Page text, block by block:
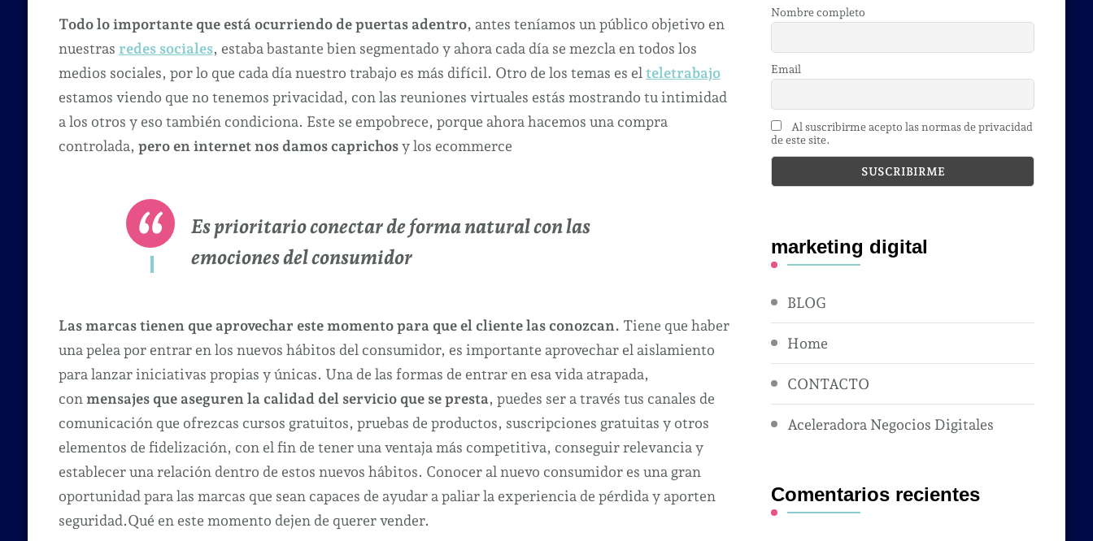
del
nuevo
consumidor.
Todo lo importante que está ocurriendo de puertas adentro, antes teníamos un público objetivo en
nuestras redes sociales, estaba bastante bien segmentado y ahora cada día se mezcla en todos los
medios sociales, por lo que cada día nuestro trabajo es más difícil. Otro de los temas es el teletrabajo
estamos viendo que no tenemos privacidad, con las reuniones virtuales estás mostrando tu intimidad
a los otros y eso también condiciona. Este se empobrece, porque ahora hacemos una compra
controlada, pero en internet nos damos caprichosy los ecommerce
Es prioritario conectar de forma natural con las
emociones del consumidor
Las marcas tienen que aprovechar este momento para que el cliente las conozcan. Tiene que haber
una pelea por entrar en los nuevos hábitos del consumidor, es importante aprovechar el aislamiento
para lanzar iniciativas propias y únicas. Una de las formas de entrar en esa vida atrapada,
con mensajes que aseguren la calidad del servicio que se presta, puedes ser a través tus canales de
comunicación que ofrezcas cursos gratuitos, pruebas de productos, suscripciones gratuitas y otros
elementos de fidelización, con el fin de tener una ventaja más competitiva, conseguir relevancia y
establecer una relación dentro de estos nuevos hábitos. Conocer al nuevo consumidor es una gran
oportunidad para las marcas que sean capaces de ayudar a paliar la experiencia de pérdida y aporten
seguridad.Qué en este momento dejen de querer vender.
Nombre completo
Email
Al suscribirme acepto las normas de privacidad
de este site.
marketing digital
BLOG
Home
CONTACTO
Aceleradora Negocios Digitales
Comentarios recientes